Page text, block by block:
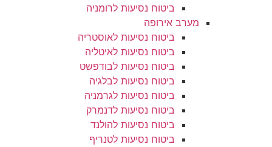
ביטוח נסיעות לרומניה
מערב אירופה
ביטוח נסיעות לאוסטריה
ביטוח נסיעות לאיטליה
ביטוח נסיעות לבודפשט
ביטוח נסיעות לבלגיה
ביטוח נסיעות לגרמניה
ביטוח נסיעות לדנמרק
ביטוח נסיעות להולנד
ביטוח נסיעות לטנריף